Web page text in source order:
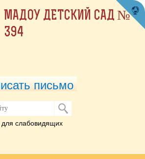
для родителей!
доводим до Вашего сведения!
МАДОУ ДЕТСКИЙ САД №
394
письмо
для слабовидящих